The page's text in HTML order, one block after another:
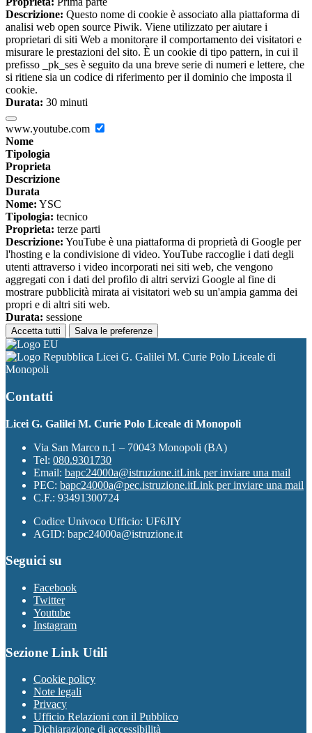
Descrizione: Questo nome di cookie è associato alla piattaforma di
analisi web open source Piwik. Viene utilizzato per aiutare i
proprietari di siti Web a monitorare il comportamento dei visitatori e
misurare le prestazioni del sito. È un cookie di tipo pattern, in cui il
prefisso _pk_ses è seguito da una breve serie di numeri e lettere, che
si ritiene sia un codice di riferimento per il dominio che imposta il
cookie.
Durata: 30 minuti
www.youtube.com
Nome
Tipologia
Proprieta
Descrizione
Durata
Nome: YSC
Tipologia: tecnico
Proprieta: terze parti
Descrizione: YouTube è una piattaforma di proprietà di Google per
l'hosting e la condivisione di video. YouTube raccoglie i dati degli
utenti attraverso i video incorporati nei siti web, che vengono
aggregati con i dati del profilo di altri servizi Google al fine di
mostrare pubblicità mirata ai visitatori web su un'ampia gamma dei
propri e di altri siti web.
Durata: sessione
Accetta tutti Salva le preferenze
Licei G. Galilei M. Curie Polo Liceale di
Monopoli
Contatti
Licei G. Galilei M. Curie Polo Liceale di Monopoli
Via San Marco n.1 – 70043 Monopoli (BA)
Tel: 080.9301730
Email: bapc24000a@istruzione.itLink per inviare una mail
PEC: bapc24000a@pec.istruzione.itLink per inviare una mail
C.F.: 93491300724
Codice Univoco Ufficio: UF6JIY
AGID: bapc24000a@istruzione.it
Seguici su
Facebook
Twitter
Youtube
Instagram
Sezione Link Utili
Cookie policy
Note legali
Privacy
Ufficio Relazioni con il Pubblico
Dichiarazione di accessibilità